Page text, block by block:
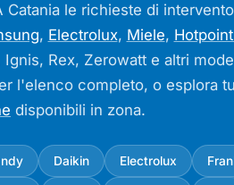
le richieste di
, Electrolux, Miele,
Ignis, Rex, Zerowatt e altri
l'elenco completo, o esplora
disponibili in zona.
Daikin Electrolux